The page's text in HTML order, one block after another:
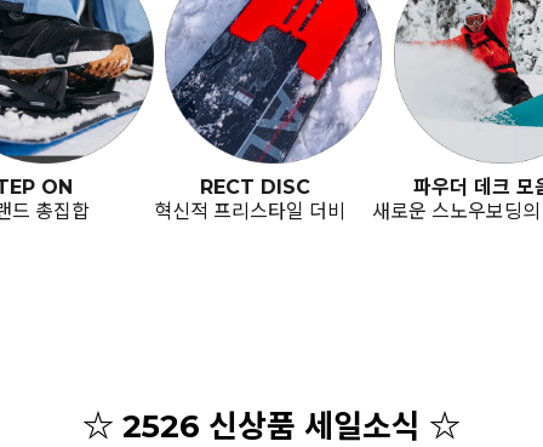
ON
드 총집합
RECT DISC
혁신적 프리스타일 더비
파우더 데크 모
새로운 스노우보딩
☆ 2526 신상품 세일소식 ☆